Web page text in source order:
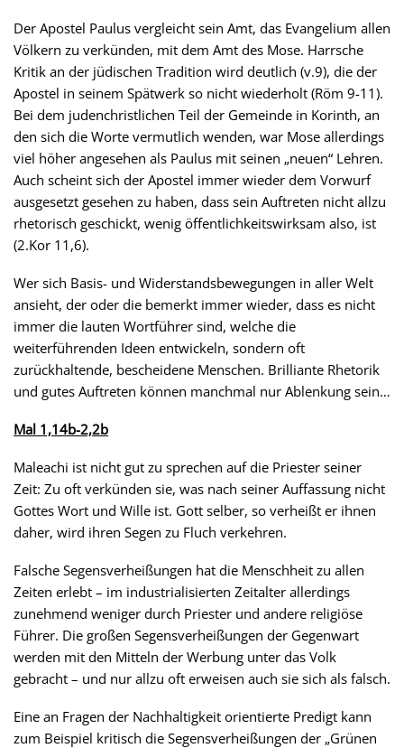
Der Apostel Paulus vergleicht sein Amt, das Evangelium allen
Völkern zu verkünden, mit dem Amt des Mose. Harrsche
Kritik an der jüdischen Tradition wird deutlich (v.9), die der
Apostel in seinem Spätwerk so nicht wiederholt (Röm 9-11).
Bei dem judenchristlichen Teil der Gemeinde in Korinth, an
den sich die Worte vermutlich wenden, war Mose allerdings
viel höher angesehen als Paulus mit seinen „neuen“ Lehren.
Auch scheint sich der Apostel immer wieder dem Vorwurf
ausgesetzt gesehen zu haben, dass sein Auftreten nicht allzu
rhetorisch geschickt, wenig öffentlichkeitswirksam also, ist
(2.Kor 11,6).
Wer sich Basis- und Widerstandsbewegungen in aller Welt
ansieht, der oder die bemerkt immer wieder, dass es nicht
immer die lauten Wortführer sind, welche die
weiterführenden Ideen entwickeln, sondern oft
zurückhaltende, bescheidene Menschen. Brilliante Rhetorik
und gutes Auftreten können manchmal nur Ablenkung sein…
Mal 1,14b-2,2b
Maleachi ist nicht gut zu sprechen auf die Priester seiner
Zeit: Zu oft verkünden sie, was nach seiner Auffassung nicht
Gottes Wort und Wille ist. Gott selber, so verheißt er ihnen
daher, wird ihren Segen zu Fluch verkehren.
Falsche Segensverheißungen hat die Menschheit zu allen
Zeiten erlebt – im industrialisierten Zeitalter allerdings
zunehmend weniger durch Priester und andere religiöse
Führer. Die großen Segensverheißungen der Gegenwart
werden mit den Mitteln der Werbung unter das Volk
gebracht – und nur allzu oft erweisen auch sie sich als falsch.
Eine an Fragen der Nachhaltigkeit orientierte Predigt kann
zum Beispiel kritisch die Segensverheißungen der „Grünen